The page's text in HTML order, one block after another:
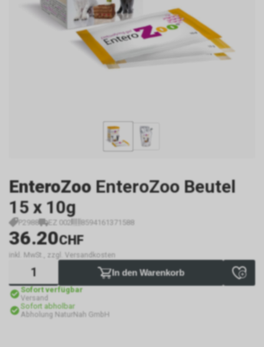
EnteroZoo EnteroZoo Beutel
15 x 10g
P2988 EZ 002 8594161371588
36.20CHF
inkl. MwSt., zzgl. Versandkosten
In den Warenkorb
Sofort verfügbar
Versand
Sofort abholbar
Abholung NaturNah GmbH